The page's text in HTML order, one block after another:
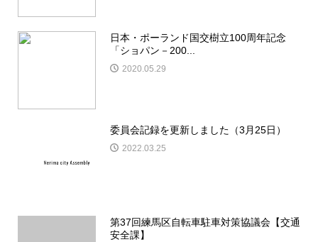
日本・ポーランド国交樹立100周年記念
「ショパン－200...
2020.05.29
委員会記録を更新しました（3月25日）
2022.03.25
第37回練馬区自転車駐車対策協議会【交通
安全課】